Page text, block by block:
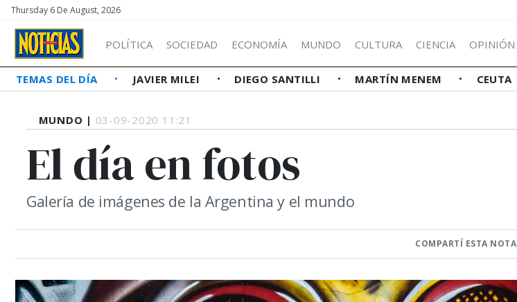
Thursday 6 De August, 2026
POLÍTICA SOCIEDAD ECONOMÍA MUNDO CULTURA CIENCIA OPINIÓN
TEMAS DEL DÍA JAVIER MILEI DIEGO SANTILLI MARTÍN MENEM CEUTA
MUNDO | 03-09-2020 11:21
El día en fotos
Galería de imágenes de la Argentina y el mundo
COMPARTÍ ESTA NOTA